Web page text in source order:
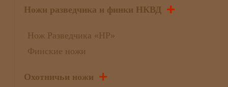
Ножи разведчика и финки НКВД +
Нож Разведчика «НР»
Финские ножи
Охотничьи ножи +